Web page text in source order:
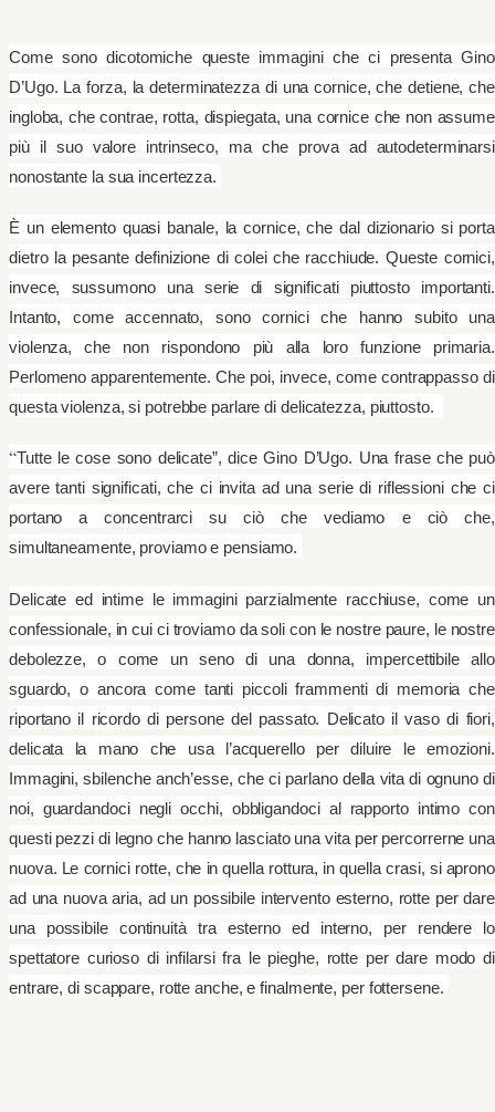
Come sono dicotomiche queste immagini che ci presenta Gino
D’Ugo. La forza, la determinatezza di una cornice, che detiene, che
ingloba, che contrae, rotta, dispiegata, una cornice che non assume
più il suo valore intrinseco, ma che prova ad autodeterminarsi
nonostante la sua incertezza.
È un elemento quasi banale, la cornice, che dal dizionario si porta
dietro la pesante definizione di colei che racchiude. Queste cornici,
invece, sussumono una serie di significati piuttosto importanti.
Intanto, come accennato, sono cornici che hanno subito una
violenza, che non rispondono più alla loro funzione primaria.
Perlomeno apparentemente. Che poi, invece, come contrappasso di
questa violenza, si potrebbe parlare di delicatezza, piuttosto.
“Tutte le cose sono delicate”, dice Gino D’Ugo. Una frase che può
avere tanti significati, che ci invita ad una serie di riflessioni che ci
portano a concentrarci su ciò che vediamo e ciò che,
simultaneamente, proviamo e pensiamo.
Delicate ed intime le immagini parzialmente racchiuse, come un
confessionale, in cui ci troviamo da soli con le nostre paure, le nostre
debolezze, o come un seno di una donna, impercettibile allo
sguardo, o ancora come tanti piccoli frammenti di memoria che
riportano il ricordo di persone del passato. Delicato il vaso di fiori,
delicata la mano che usa l’acquerello per diluire le emozioni.
Immagini, sbilenche anch’esse, che ci parlano della vita di ognuno di
noi, guardandoci negli occhi, obbligandoci al rapporto intimo con
questi pezzi di legno che hanno lasciato una vita per percorrerne una
nuova. Le cornici rotte, che in quella rottura, in quella crasi, si aprono
ad una nuova aria, ad un possibile intervento esterno, rotte per dare
una possibile continuità tra esterno ed interno, per rendere lo
spettatore curioso di infilarsi fra le pieghe, rotte per dare modo di
entrare, di scappare, rotte anche, e finalmente, per fottersene.